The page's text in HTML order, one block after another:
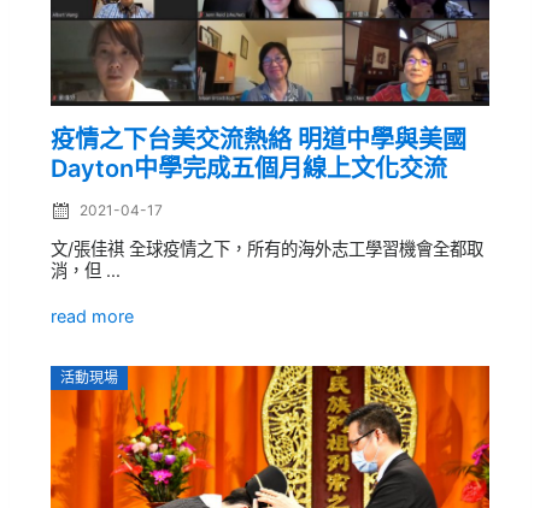
疫情之下台美交流熱絡 明道中學與美國
Dayton中學完成五個月線上文化交流
2021-04-17
文/張佳祺 全球疫情之下，所有的海外志工學習機會全都取
消，但 ...
read more
活動現場